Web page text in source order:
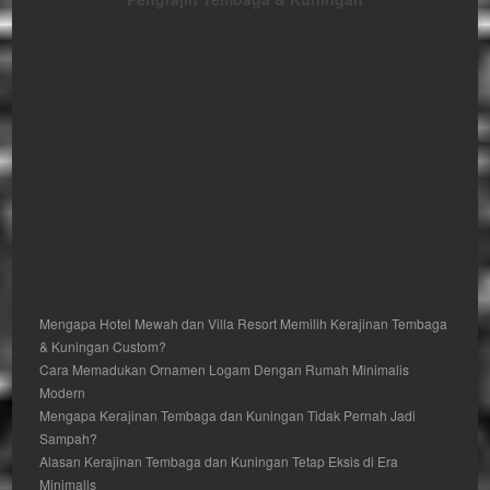
Mengapa Hotel Mewah dan Villa Resort Memilih Kerajinan Tembaga
& Kuningan Custom?
Cara Memadukan Ornamen Logam Dengan Rumah Minimalis
Modern
Mengapa Kerajinan Tembaga dan Kuningan Tidak Pernah Jadi
Sampah?
Alasan Kerajinan Tembaga dan Kuningan Tetap Eksis di Era
Minimalis